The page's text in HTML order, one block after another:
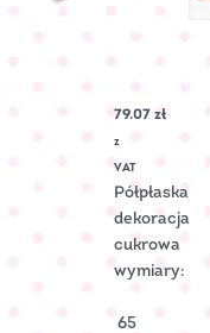
Art.:
20010
79.07 zł
z
VAT
Półpłaska
dekoracja
cukrowa
wymiary:
65